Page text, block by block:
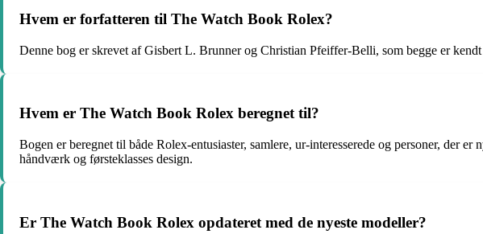
Hvem er forfatteren til The Watch Book Rolex?
Denne bog er skrevet af Gisbert L. Brunner og Christian Pfeiffer-Belli, som begge er
Hvem er The Watch Book Rolex beregnet til?
Bogen er beregnet til både Rolex-entusiaster, samlere, ur-interesserede og personer, der
håndværk og førsteklasses design.
Er The Watch Book Rolex opdateret med de nyeste modeller?